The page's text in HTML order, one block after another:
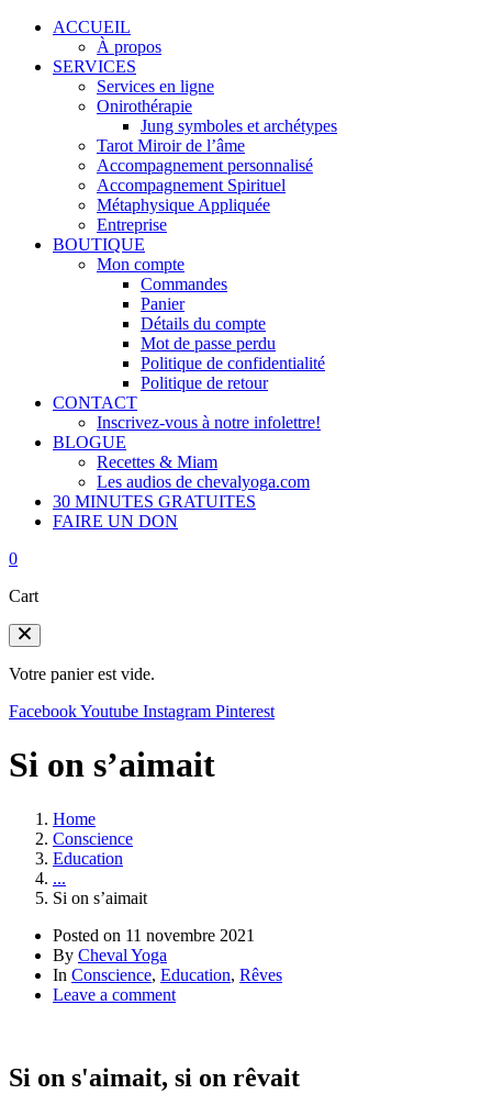
ACCUEIL
À propos
SERVICES
Services en ligne
Onirothérapie
Jung symboles et archétypes
Tarot Miroir de l’âme
Accompagnement personnalisé
Accompagnement Spirituel
Métaphysique Appliquée
Entreprise
BOUTIQUE
Mon compte
Commandes
Panier
Détails du compte
Mot de passe perdu
Politique de confidentialité
Politique de retour
CONTACT
Inscrivez-vous à notre infolettre!
BLOGUE
Recettes & Miam
Les audios de chevalyoga.com
30 MINUTES GRATUITES
FAIRE UN DON
0
Cart
Votre panier est vide.
FacebookYoutube Instagram Pinterest
Si on s’aimait
Home
Conscience
Education
...
Si on s’aimait
Posted on 11 novembre 2021
By Cheval Yoga
In Conscience, Education, Rêves
Leave a comment
Si on s'aimait, si on rêvait